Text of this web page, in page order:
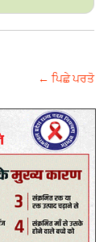
← ਪਿਛੇ ਪਰਤੋ